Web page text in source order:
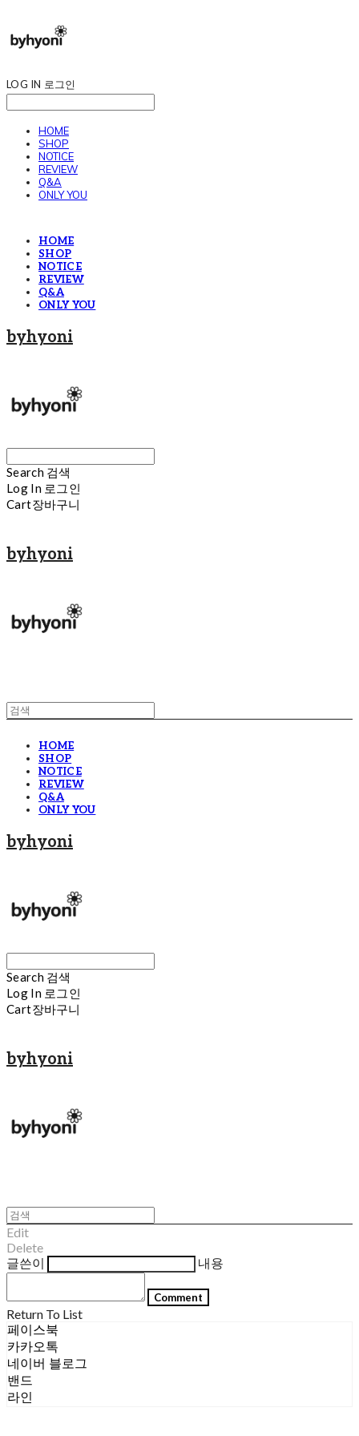
LOG IN 로그인
HOME
SHOP
NOTICE
REVIEW
Q&A
ONLY YOU
HOME
SHOP
NOTICE
REVIEW
Q&A
ONLY YOU
byhyoni
Search 검색
Log In 로그인
Cart장바구니
byhyoni
HOME
SHOP
NOTICE
REVIEW
Q&A
ONLY YOU
byhyoni
Search 검색
Log In 로그인
Cart장바구니
byhyoni
Edit
Delete
글쓴이
내용
Comment
Return To List
페이스북
카카오톡
네이버 블로그
밴드
라인